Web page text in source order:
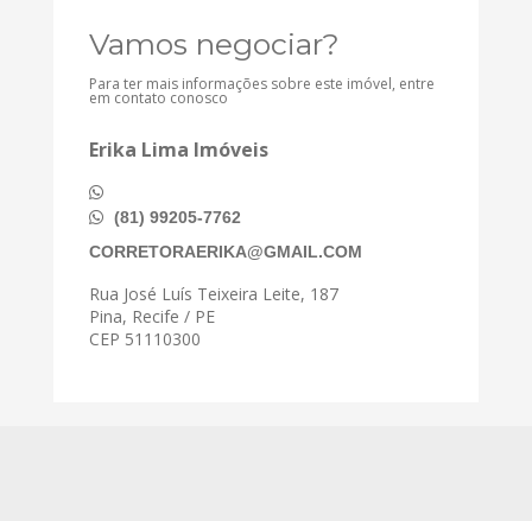
Vamos negociar?
Para ter mais informações sobre este imóvel, entre
em contato conosco
Erika Lima Imóveis
(81) 99205-7762
CORRETORAERIKA@GMAIL.COM
Rua José Luís Teixeira Leite, 187
Pina, Recife / PE
CEP 51110300